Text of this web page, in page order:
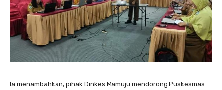
Ia menambahkan, pihak Dinkes Mamuju mendorong Puskesmas